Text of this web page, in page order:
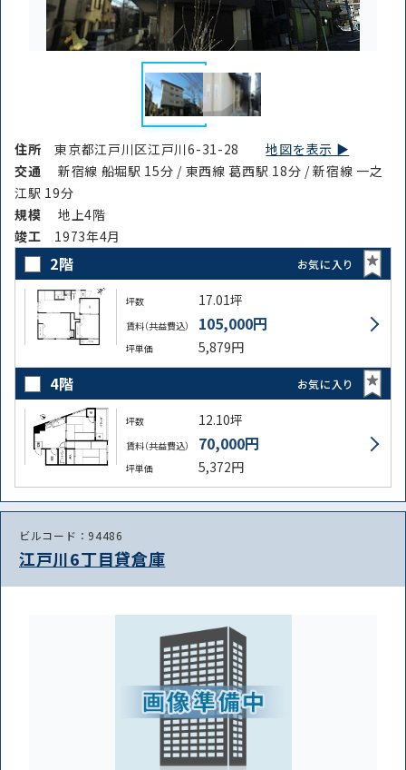
住所東京都江戸川区江戸川6-31-28地図を表示 ▶︎
交通
新宿線 船堀駅 15分 / 東西線 葛西駅 18分 / 新宿線 一之
江駅 19分
規模
地上4階
竣⼯ 1973年4月
2階 お気に入り
坪数 17.01坪
賃料（共益費込） 105,000円
坪単価 5,879円
4階 お気に入り
坪数 12.10坪
賃料（共益費込） 70,000円
坪単価 5,372円
ビルコード：94486
江戸川6丁目貸倉庫